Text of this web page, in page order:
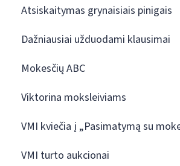
Atsiskaitymas grynaisiais pinigais
Dažniausiai užduodami klausimai
Mokesčių ABC
Viktorina moksleiviams
VMI kviečia į „Pasimatymą su
VMI turto aukcionai